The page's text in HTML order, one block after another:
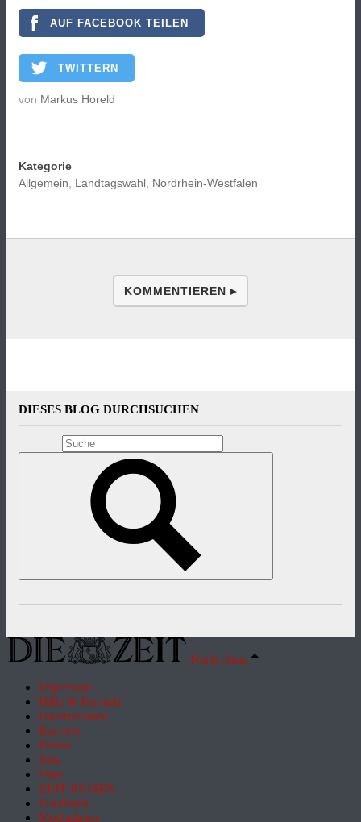
AUF FACEBOOK TEILEN
TWITTERN
von Markus Horeld
Kategorie
Allgemein, Landtagswahl, Nordrhein-Westfalen
KOMMENTIEREN ▸
DIESES BLOG DURCHSUCHEN
Nach oben
Impressum
Hilfe & Kontakt
Unternehmen
Karriere
Presse
Jobs
Shop
ZEIT REISEN
Inserieren
Mediadaten